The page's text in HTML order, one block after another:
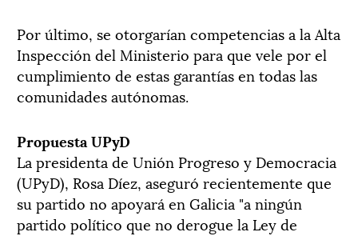
Por último, se otorgarían competencias a la Alta
Inspección del Ministerio para que vele por el
cumplimiento de estas garantías en todas las
comunidades autónomas.
Propuesta UPyD
La presidenta de Unión Progreso y Democracia
(UPyD), Rosa Díez, aseguró recientemente que
su partido no apoyará en Galicia "a ningún
partido político que no derogue la Ley de